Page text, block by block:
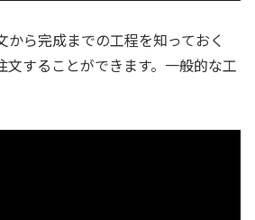
から完成までの工程を知っておく
文することができます。一般的な工